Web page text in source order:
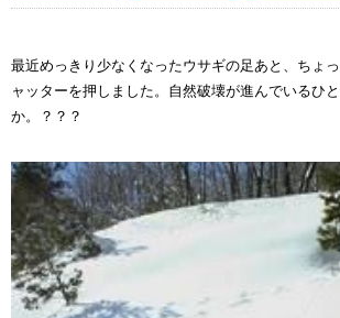
最近めっきり少なくなったウサギの足あと、ちょ
ャッターを押しました。自然破壊が進んでいるひ
か。？？？